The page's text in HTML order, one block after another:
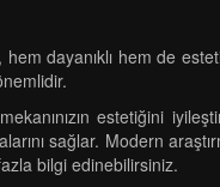
dayanıklı hem de
estetiğini
sağlar. Modern
bilgi edinebilirsiniz.